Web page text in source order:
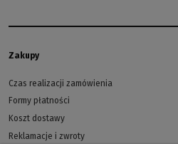
Zakupy
Czas realizacji zamówienia
Formy płatności
Koszt dostawy
Reklamacje i zwroty